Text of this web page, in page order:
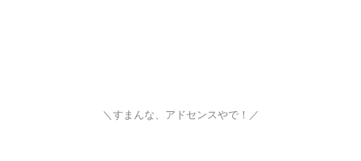
＼すまんな、アドセンスやで！／